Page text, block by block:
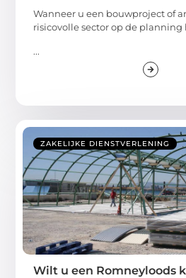
Wanneer u een bouwproject of
risicovolle sector op de planning
...
ZAKELIJKE DIENSTVERLENING
Wilt u een Romneyloods